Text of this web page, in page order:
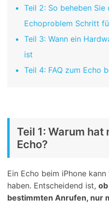
Teil 2: So beheben Sie
Echoproblem Schritt
Teil 3: Wann ein
ist
Teil 4: FAQ zum Echo
Teil 1: Warum hat
Echo?
Ein Echo beim iPhone
haben. Entscheidend ist,
bestimmten Anrufen, nur